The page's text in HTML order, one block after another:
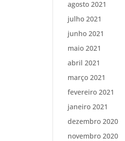
agosto 2021
julho 2021
junho 2021
maio 2021
abril 2021
março 2021
fevereiro 2021
janeiro 2021
dezembro 2020
novembro 2020